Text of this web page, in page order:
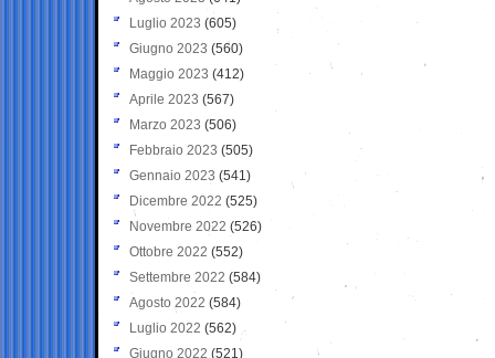
Luglio 2023 (605)
Giugno 2023 (560)
Maggio 2023 (412)
Aprile 2023 (567)
Marzo 2023 (506)
Febbraio 2023 (505)
Gennaio 2023 (541)
Dicembre 2022 (525)
Novembre 2022 (526)
Ottobre 2022 (552)
Settembre 2022 (584)
Agosto 2022 (584)
Luglio 2022 (562)
Giugno 2022 (521)